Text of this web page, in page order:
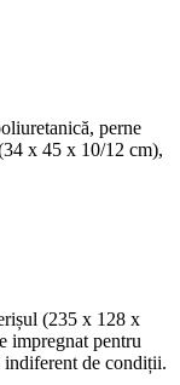
perne
x 45 x 10/12 cm),
(235 x 128 x
impregnat pentru
de condiții.